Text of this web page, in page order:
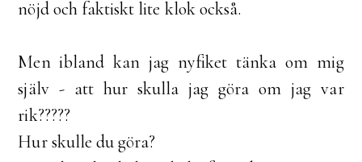
nöjd och faktiskt lite klok också.
Men ibland kan jag nyfiket tänka om mig
själv - att hur skulla jag göra om jag var
rik?????
Hur skulle du göra?